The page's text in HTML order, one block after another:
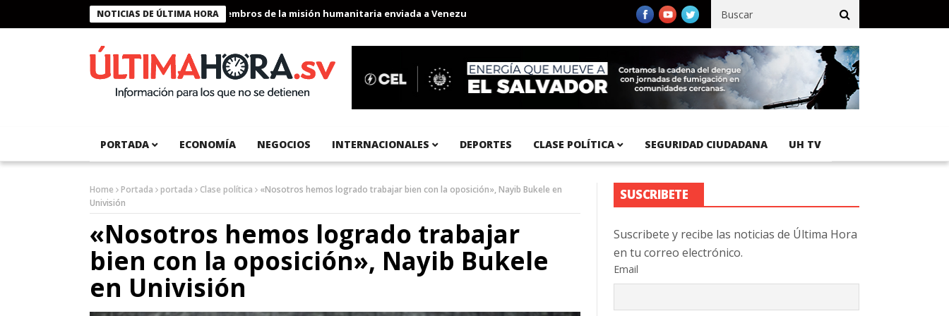
NOTICIAS DE ÚLTIMA HORA
Presidente Bukele condecora a miembros de la misión humanitaria enviada a Venezuela Aeropuerto Internacional del Pacífico registra 92 % de avance en obras de terracería
PORTADA ECONOMÍA NEGOCIOS INTERNACIONALES DEPORTES CLASE POLÍTICA SEGURIDAD CIUDADANA UH TV
Home Portada portada Clase política
«Nosotros hemos logrado trabajar bien con la oposición», Nayib Bukele en
Univisión
«Nosotros hemos logrado trabajar
bien con la oposición», Nayib Bukele
en Univisión
SUSCRIBETE
Suscribete y recibe las noticias de Última Hora
en tu correo electrónico.
Email